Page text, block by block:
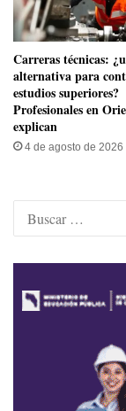
Carreras técnicas:
alternativa para
estudios superiores?
Profesionales en
explican
4 de agosto de 2026